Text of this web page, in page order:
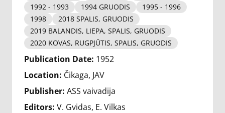
1992 - 1993
1994 GRUODIS
1995 - 1996
1998
2018 SPALIS, GRUODIS
2019 BALANDIS, LIEPA, SPALIS, GRUODIS
2020 KOVAS, RUGPJŪTIS, SPALIS, GRUODIS
Publication Date: 1952
Location: Čikaga, JAV
Publisher: ASS vaivadija
Editors: V. Gvidas E. Vilkas